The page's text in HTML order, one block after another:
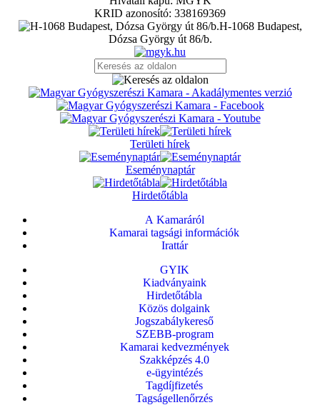
KRID azonosító: 338169369
H-1068 Budapest,
Dózsa György út 86/b.
Területi hírek
Eseménynaptár
Hirdetőtábla
A Kamaráról
Kamarai tagsági információk
Irattár
GYIK
Kiadványaink
Hirdetőtábla
Közös dolgaink
Jogszabálykereső
SZEBB-program
Kamarai kedvezmények
Szakképzés 4.0
e-ügyintézés
Tagdíjfizetés
Tagságellenőrzés